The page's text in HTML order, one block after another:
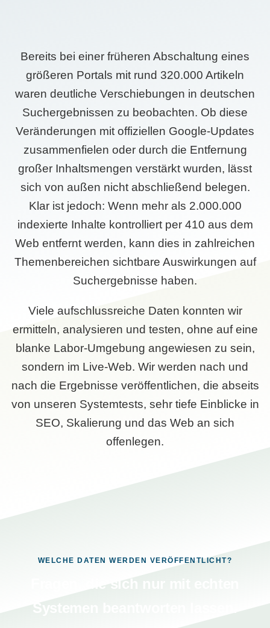
Bereits bei einer früheren Abschaltung eines
größeren Portals mit rund 320.000 Artikeln
waren deutliche Verschiebungen in deutschen
Suchergebnissen zu beobachten. Ob diese
Veränderungen mit offiziellen Google-Updates
zusammenfielen oder durch die Entfernung
großer Inhaltsmengen verstärkt wurden, lässt
sich von außen nicht abschließend belegen.
Klar ist jedoch: Wenn mehr als 2.000.000
indexierte Inhalte kontrolliert per 410 aus dem
Web entfernt werden, kann dies in zahlreichen
Themenbereichen sichtbare Auswirkungen auf
Suchergebnisse haben.
Viele aufschlussreiche Daten konnten wir
ermitteln, analysieren und testen, ohne auf eine
blanke Labor-Umgebung angewiesen zu sein,
sondern im Live-Web. Wir werden nach und
nach die Ergebnisse veröffentlichen, die abseits
von unseren Systemtests, sehr tiefe Einblicke in
SEO, Skalierung und das Web an sich
offenlegen.
WELCHE DATEN WERDEN VERÖFFENTLICHT?